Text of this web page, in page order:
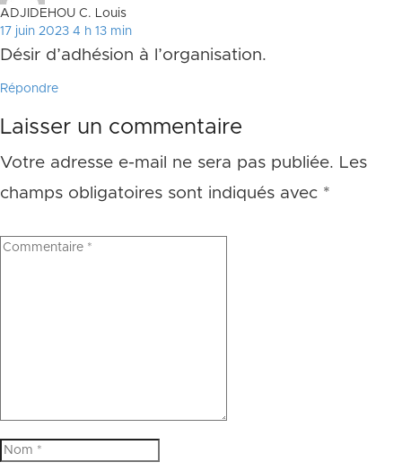
ADJIDEHOU C. Louis
17 juin 2023 4 h 13 min
Désir d’adhésion à l’organisation.
Répondre
Laisser un commentaire
Votre adresse e-mail ne sera pas publiée. Les
champs obligatoires sont indiqués avec *